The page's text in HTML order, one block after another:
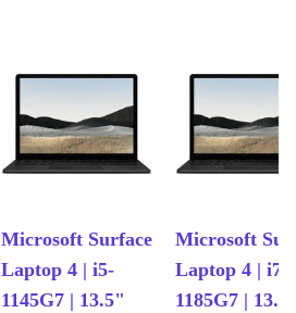
Microsoft Surface
Laptop 4 | i5-
1145G7 | 13.5"
Microsoft
Laptop 4 | i7-
1185G7 |